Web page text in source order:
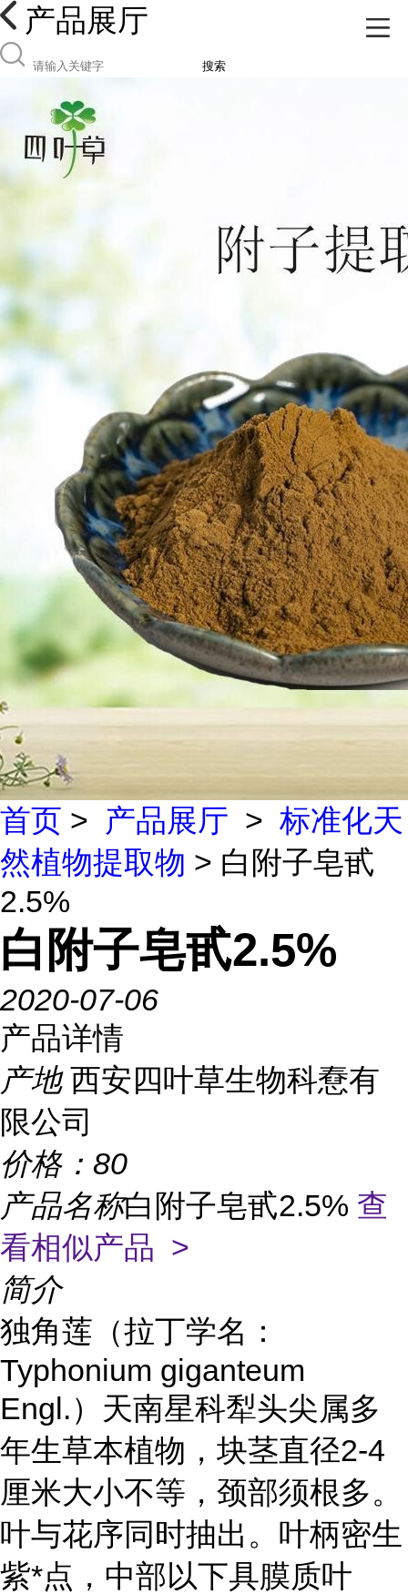
产品展厅
搜索
首页 > 产品展厅 > 标准化天
然植物提取物 > 白附子皂甙
2.5%
白附子皂甙2.5%
2020-07-06
产品详情
产地 西安四叶草生物科憃有
限公司
价格： 80
产品名称白附子皂甙2.5% 查
看相似产品 >
简介
独角莲（拉丁学名：
Typhonium giganteum
Engl.）天南星科犁头尖属多
年生草本植物，块茎直径2-4
厘米大小不等，颈部须根多。
叶与花序同时抽出。叶柄密生
紫*点，中部以下具膜质叶